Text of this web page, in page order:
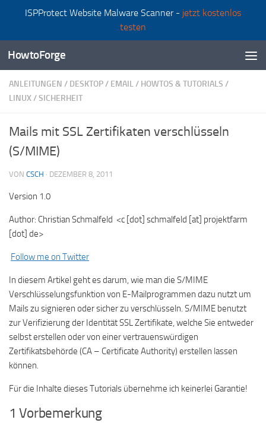
ISPProtect Website Malware Scanner - jetzt kostenlos
testen
Zum Inhalt springen
HowtoForge
ANLEITUNGEN / DESKTOP/ EMAIL/ HOWTOS & TUTORIALS /
LINUX/SICHERHEIT
Mails mit SSL Zertifikaten verschlüsseln
(S/MIME)
VON CSCH · DEZEMBER 8, 2011
Version 1.0
Author: Christian Schmalfeld <c [dot] schmalfeld [at] projektfarm
[dot] de>
Follow me on Twitter
In diesem Artikel geht es darum, wie man die S/MIME
Verschlüsselungsfunktion von E-Mailprogrammen dazu nutzt um
Mails zu signieren oder sicher zu verschlüsseln. S/MIME benutzt
zur Verifizierung der Identität SSL Zertifikate, welche Sie entweder
selbst erstellen oder von einer vertrauenswürdigen
Zertifikatsbehörde (CA – Certificate Authority) erstellen lassen
können.
Für die Inhalte dieses Tutorials übernehme ich keinerlei Garantie!
1 Vorbemerkung